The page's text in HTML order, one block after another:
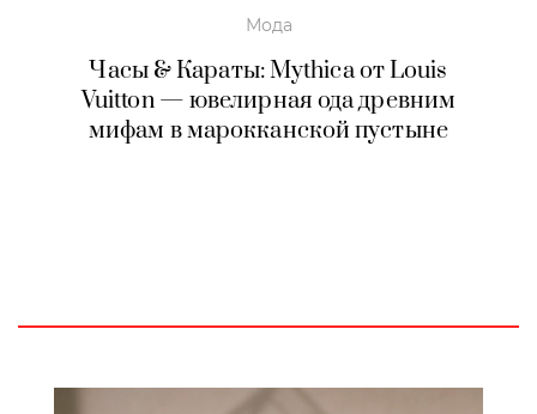
Мода
Часы & Караты: Mythica от Louis
Vuitton — ювелирная ода древним
мифам в марокканской пустыне